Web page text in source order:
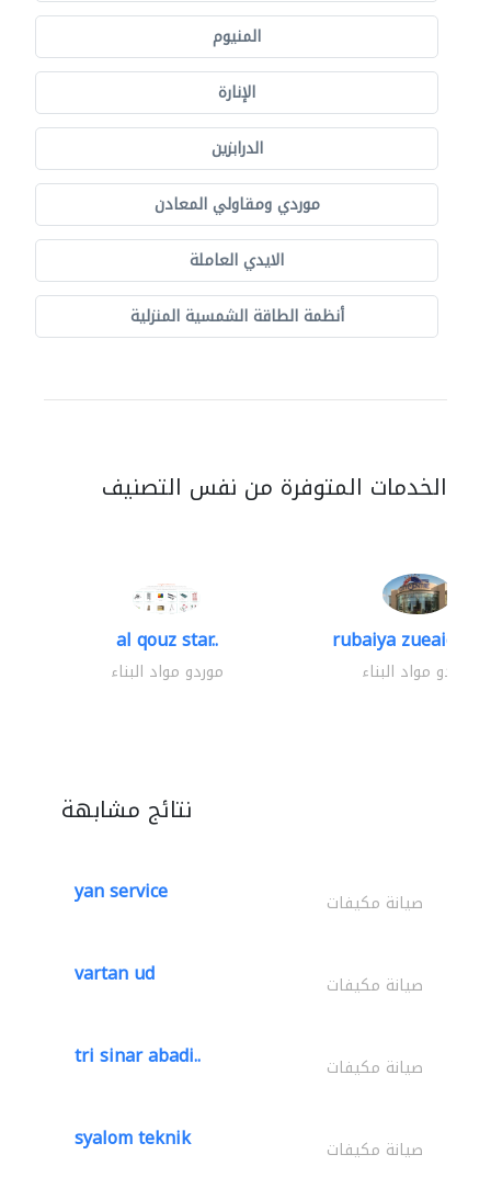
المنيوم
الإنارة
الدرابزين
موردي ومقاولي المعادن
الايدي العاملة
أنظمة الطاقة الشمسية المنزلية
الخدمات المتوفرة من نفس التصنيف
al qouz star..
موردو مواد البناء
rubaiya zueaid
موردو مواد البناء
نتائج مشابهة
yan service صيانة مكيفات
vartan ud صيانة مكيفات
tri sinar abadi.. صيانة مكيفات
syalom teknik صيانة مكيفات